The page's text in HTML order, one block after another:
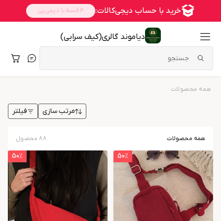
دیاموند گالری(کیف سرابی)
همه محصولات
مرتب سازی فیلتر
همه محصولات ۸۸محصول
50٪ 50٪